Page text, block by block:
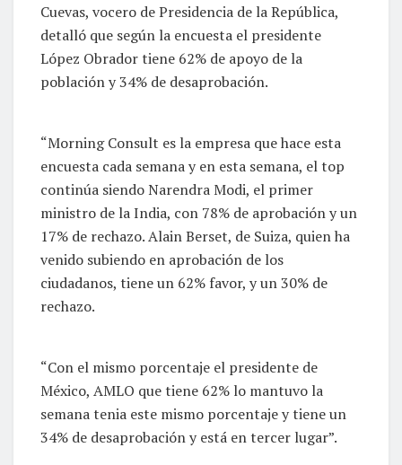
Cuevas, vocero de Presidencia de la República,
detalló que según la encuesta el presidente
López Obrador tiene 62% de apoyo de la
población y 34% de desaprobación.
“Morning Consult es la empresa que hace esta
encuesta cada semana y en esta semana, el top
continúa siendo Narendra Modi, el primer
ministro de la India, con 78% de aprobación y un
17% de rechazo. Alain Berset, de Suiza, quien ha
venido subiendo en aprobación de los
ciudadanos, tiene un 62% favor, y un 30% de
rechazo.
“Con el mismo porcentaje el presidente de
México, AMLO que tiene 62% lo mantuvo la
semana tenia este mismo porcentaje y tiene un
34% de desaprobación y está en tercer lugar”.